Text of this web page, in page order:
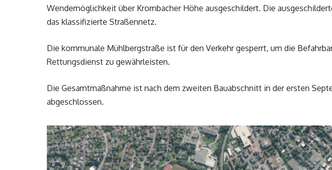
Wendemöglichkeit über Krombacher Höhe ausgeschildert. Die
das klassifizierte Straßennetz.
Die kommunale Mühlbergstraße ist für den Verkehr gesperrt, um die
Rettungsdienst zu gewährleisten.
Die Gesamtmaßnahme ist nach dem zweiten Bauabschnitt in der ersten
abgeschlossen.